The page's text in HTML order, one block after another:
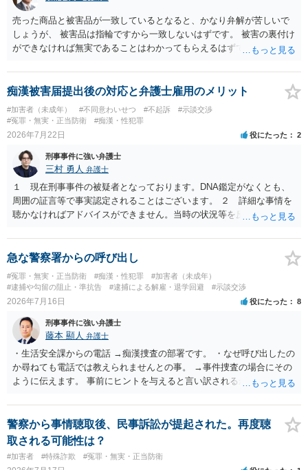
売った商品と被害品が一致しているとなると、かなり弁解が苦しいで
しょうが、 被害品は指輪ですから一致しないはずです。 被害の裏付け
ができなければ無実であることはわかってもらえるはずです。
痴漢被害届提出後の対応と弁護士雇用のメリット
#加害者（未成年） #不同意わいせつ #不起訴
#示談交渉
#冤罪・無実・正当防衛
#痴漢・性犯罪
2026年7月22日 役にたった 2
刑事事件に強い弁護士
三村 勇人 弁護士
１ 現在刑事事件の被疑者となっております。DNA鑑定がなくとも、
周囲の証言等で事実認定されることはございます。 ２ 詳細な事情を
聴かなければアドバイスができません。当時の状況等を反論していく
ず、当事者で解決した事例を知りません。依頼しない理由がないかと
思います。
急な警察署からの呼び出し
#冤罪・無実・正当防衛 #痴漢・性犯罪
#加害者（未成年）
#逮捕や勾留の阻止・準抗告
#逮捕による解雇・退学回避 #示談交渉
2026年7月16日 役にたった 8
刑事事件に強い弁護士
藤本 顯人 弁護士
・生活安全課からの電話 →痴漢捜査の部署です。 ・なぜ呼び出したの
か尋ねても電話では教えられませんとの事。 →事件捜査の場合にその
ように伝えます。 事前にヒントを与えると言い訳されるからです。 ・
たり →やはり痴漢として疑われているのでは。 そもそも痴漢をやって
ないのであれば、何も疑われる筋合いは無いわけですし狼狽える必要
はないですね。
警察から事情聴取後、民事訴訟が提起された。再度聴
取される可能性は？
#加害者 #特殊詐欺 #冤罪・無実・正当防衛